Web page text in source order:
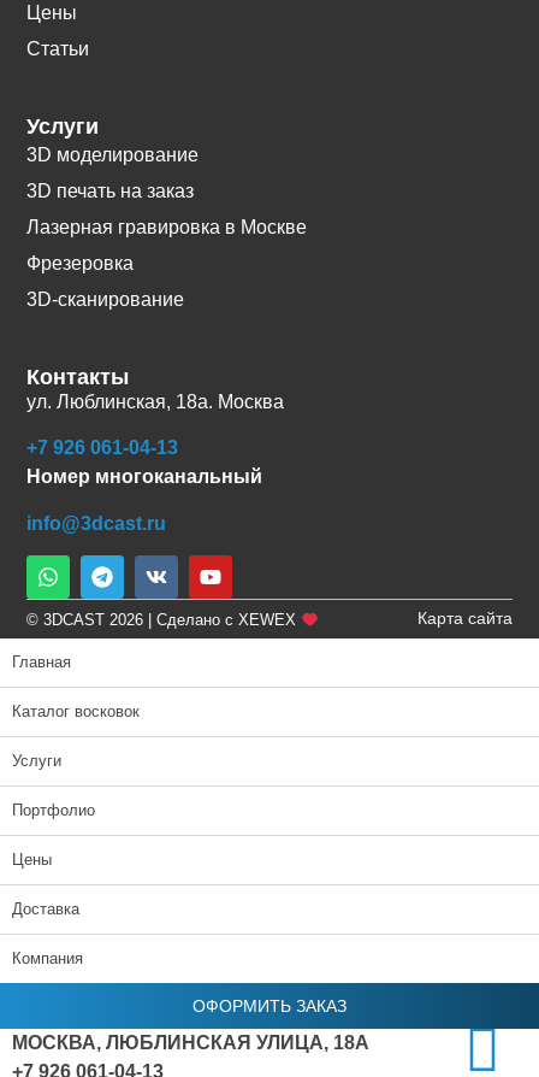
Цены
Статьи
Услуги
3D моделирование
3D печать на заказ
Лазерная гравировка в Москве
Фрезеровка
3D-сканирование
Контакты
ул. Люблинская, 18а. Москва
+7 926 061-04-13
Номер многоканальный
info@3dcast.ru
© 3DCAST 2026 | Сделано с XEWEX Карта сайта
Главная
Каталог восковок
Услуги
Портфолио
Цены
Доставка
Компания
ОФОРМИТЬ ЗАКАЗ
МОСКВА, ЛЮБЛИНСКАЯ УЛИЦА, 18А
+7 926 061-04-13